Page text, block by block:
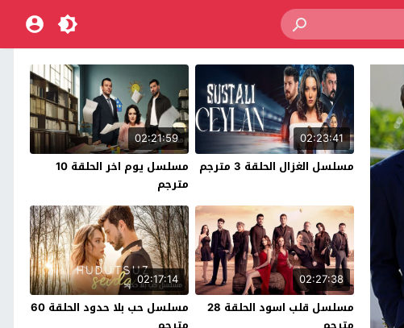
02:23:41
مسلسل الغزال الحلقة 3 مترجم
02:21:59
مسلسل يوم اخر الحلقة 10
مترجم
02:27:38
مسلسل قلب اسود الحلقة 28
02:17:14
مسلسل حب بلا حدود الحلقة 60